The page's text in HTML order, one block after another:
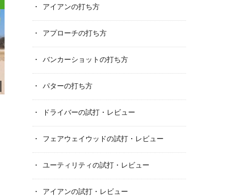
アイアンの打ち方
アプローチの打ち方
バンカーショットの打ち方
パターの打ち方
ドライバーの試打・レビュー
フェアウェイウッドの試打・レビュー
ユーティリティの試打・レビュー
アイアンの試打・レビュー